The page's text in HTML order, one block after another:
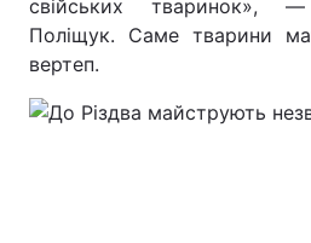
свійських тваринок»,
Поліщук. Саме тварини
вертеп.